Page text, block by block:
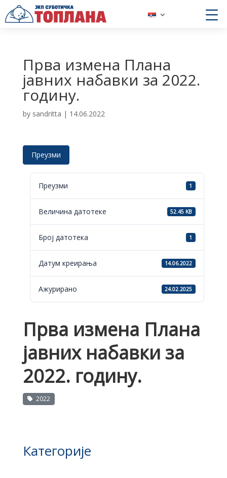
Прва измена Плана
јавних набавки за 2022.
годину.
by sandritta | 14.06.2022
Преузми
Преузми 1
Величина датотеке 52.45 KB
Број датотека 1
Датум креирања 14.06.2022
Ажурирано 24.02.2025
Прва измена Плана
јавних набавки за
2022. годину.
2022
Категорије